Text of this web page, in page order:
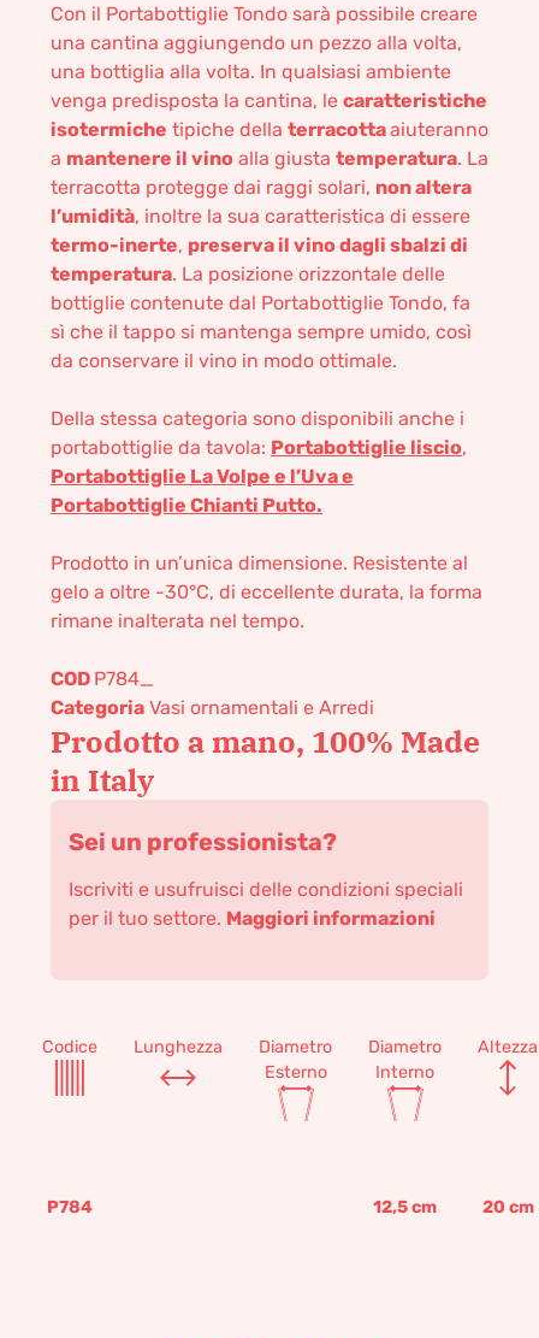
Con il Portabottiglie Tondo sarà possibile creare
una cantina aggiungendo un pezzo alla volta,
una bottiglia alla volta. In qualsiasi ambiente
venga predisposta la cantina, le caratteristiche
isotermiche tipiche della terracottaaiuteranno
a mantenere il vino alla giusta temperatura. La
terracotta protegge dai raggi solari, non altera
l’umidità, inoltre la sua caratteristica di essere
termo-inerte, preserva il vino dagli sbalzi di
temperatura. La posizione orizzontale delle
bottiglie contenute dal Portabottiglie Tondo, fa
sì che il tappo si mantenga sempre umido, così
da conservare il vino in modo ottimale.
Della stessa categoria sono disponibili anche i
portabottiglie da tavola: Portabottiglie liscio,
Portabottiglie La Volpe e l’Uvae
Portabottiglie Chianti Putto.
Prodotto in un’unica dimensione. Resistente al
gelo a oltre -30°C, di eccellente durata, la forma
rimane inalterata nel tempo.
COD P784_
Categoria Vasi ornamentali e Arredi
Prodotto a mano, 100% Made
in Italy
Sei un professionista?
Iscriviti e usufruisci delle condizioni speciali
per il tuo settore. Maggiori informazioni
Codice Lunghezza
Diametro
Esterno
Diametro
Interno
Altezza
P784 12,5cm 20 cm